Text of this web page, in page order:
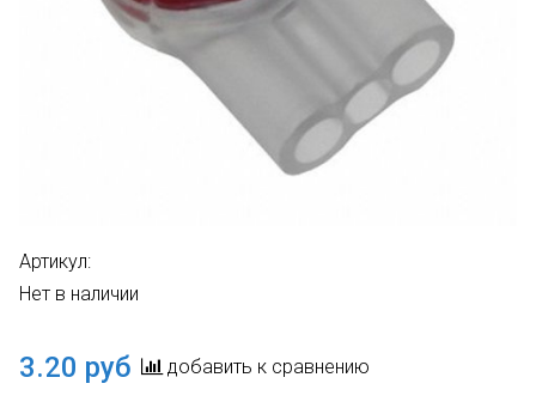
Артикул:
Нет в наличии
3.20 руб добавить к сравнению